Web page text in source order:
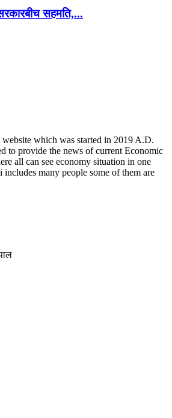
सहमति,...
which was started in 2019 A.D.
to provide the news of current Economic
all can see economy situation in one
many people some of them are